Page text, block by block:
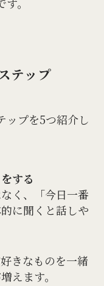
。
テップ
ップを5つ紹介し
する
く、「今日一番
に聞くと話しや
きなものを一緒
えます。